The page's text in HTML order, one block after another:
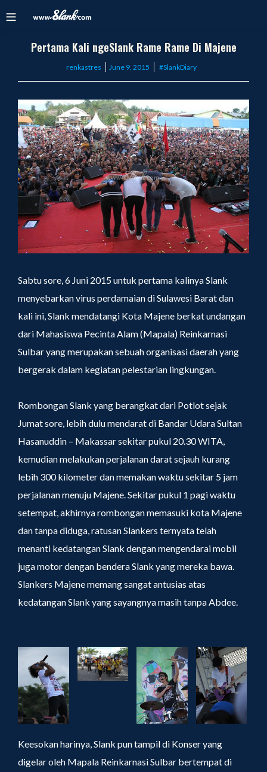
Pertama Kali ngeSlank Rame Rame Di Majene
renkastres
Posted
June 9, 2015 #SlankDiary
Sabtu sore, 6 Juni 2015 untuk pertama kalinya Slank
menyebarkan virus perdamaian di Sulawesi Barat dan
kali ini, Slank mendatangi Kota Majene berkat undangan
dari Mahasiswa Pecinta Alam (Mapala) Reinkarnasi
Sulbar yang merupakan sebuah organisasi daerah yang
bergerak dalam kegiatan pelestarian lingkungan.
Rombongan Slank yang berangkat dari Potlot sejak
Jumat sore, lebih dulu mendarat di Bandar Udara Sultan
Hasanuddin – Makassar sekitar pukul 20.30 WITA,
kemudian melakukan perjalanan darat sejauh kurang
lebih 300 kilometer dan memakan waktu sekitar 5 jam
perjalanan menuju Majene. Sekitar pukul 1 pagi waktu
setempat, akhirnya rombongan memasuki kota Majene
dan tanpa diduga, ratusan Slankers ternyata telah
menanti kedatangan Slank dengan mengendarai mobil
juga motor dengan bendera Slank yang mereka bawa.
Slankers Majene memang sangat antusias atas
kedatangan Slank yang sayangnya masih tanpa Abdee.
Keesokan harinya, Slank pun tampil di Konser yang
digelar oleh Mapala Reinkarnasi Sulbar bertempat di